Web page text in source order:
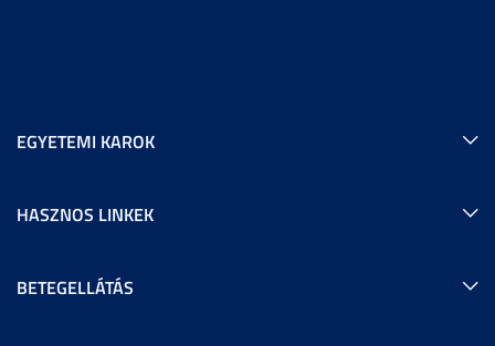
EGYETEMI KAROK
HASZNOS LINKEK
BETEGELLÁTÁS